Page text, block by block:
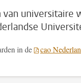
universitaire
in de cao